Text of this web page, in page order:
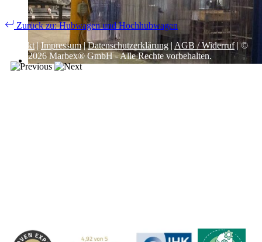
Zurück zu: Hubwagen und Hochhubwagen
Kontakt|Impressum|Datenschutzerklärung | AGB / Widerruf| ©
2026 Marbex® GmbH - Alle Rechte vorbehalten.